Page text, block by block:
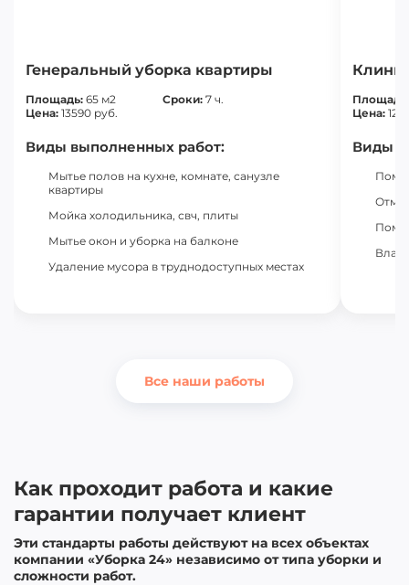
Генеральный уборка квартиры
Площадь: 65 м2 Сроки:7 ч.
Цена: 13590 руб.
Виды выполненных работ:
Мытье полов на кухне, комнате, санузле
квартиры
Мойка холодильника, свч, плиты
Мытье окон и уборка на балконе
Удаление мусора в труднодоступных местах
Цена:
Виды
Все наши работы
Как проходит работа и какие
гарантии получает клиент
Эти стандарты работы действуют на всех объектах
компании «Уборка 24» независимо от типа уборки и
сложности работ.